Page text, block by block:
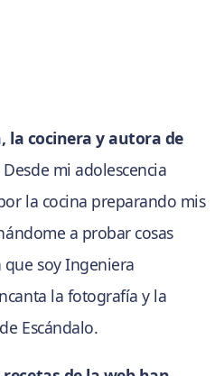
la cocinera y autora de
Desde mi adolescencia
la cocina preparando mis
a probar cosas
que soy Ingeniera
la fotografía y la
Escándalo.